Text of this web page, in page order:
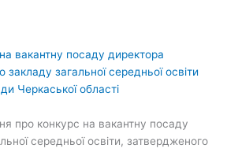
вакантну посаду директора
закладу загальної середньої освіти
Черкаської області
про конкурс на вакантну посаду
середньої освіти, затвердженого